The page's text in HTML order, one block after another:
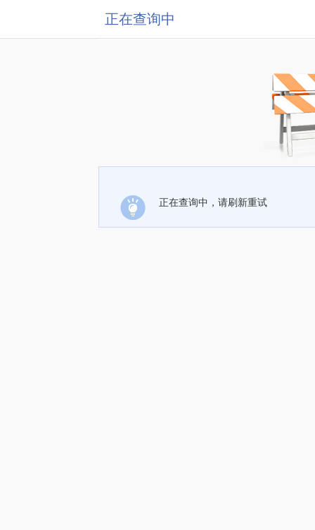
正在查询中
正在查询中，请刷新重试